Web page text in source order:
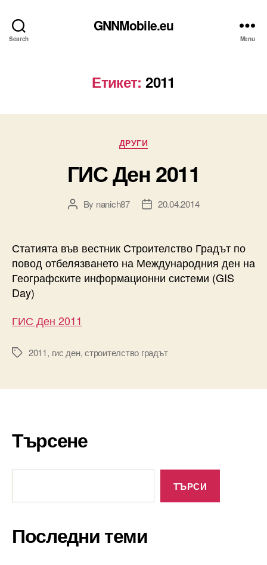
Search
GNNMobile.eu
Menu
Етикет: 2011
Categories
ДРУГИ
ГИС Ден 2011
PostBy nanich87
Post20.04.2014
Статията във вестник Строителство Градът по
повод отбелязването на Международния ден на
Географските информационни системи (GIS
Day)
ГИС Ден 2011
Tags2011, гис ден,строителство градът
Търсене
ТЪРСИ
Последни теми